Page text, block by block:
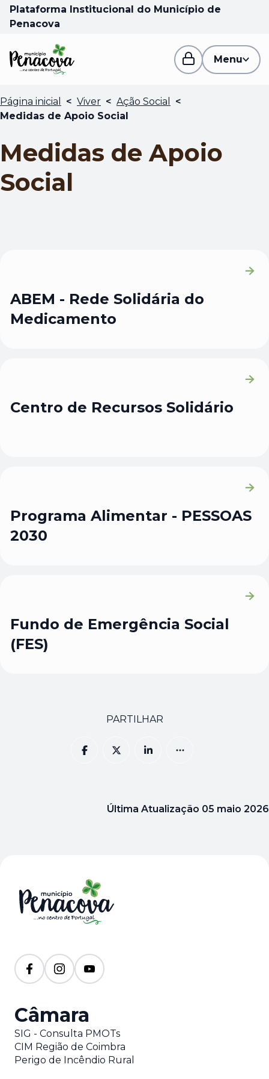
Plataforma Institucional do Município de
Penacova
Menu
Página inicial < Viver < Ação Social
<
Medidas de Apoio Social
Medidas de Apoio
Social
ABEM - Rede Solidária do
Medicamento
Centro de Recursos Solidário
Programa Alimentar - PESSOAS
2030
Fundo de Emergência Social
(FES)
PARTILHAR
Última Atualização 05 maio 2026
Câmara
SIG - Consulta PMOTs
CIM Região de Coimbra
Perigo de Incêndio Rural